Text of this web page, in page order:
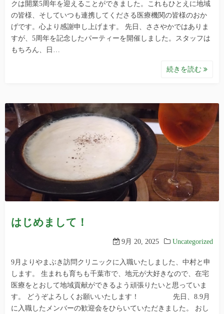
クは開業5周年を迎えることができました。これもひとえに地域
の皆様、そしていつも連携してくださる医療機関の皆様のおか
げです。心より感謝申し上げます。 先日、ささやかではありま
すが、5周年を記念したパーティーを開催しました。スタッフは
もちろん、日…
続きを読む
はじめまして！
9月 20, 2025 Uncategorized
9月よりやまぶき訪問クリニックに入職いたしました、中村と申
します。 生まれも育ちも千葉市で、地元が大好きなので、在宅
医療をとおして地域貢献ができるよう頑張りたいと思っていま
す。 どうぞよろしくお願いいたします！ 先日、8.9月
に入職したメンバーの歓迎会をひらいていただきました。 おし